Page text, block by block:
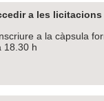
a les
a la càpsula
18.30 h